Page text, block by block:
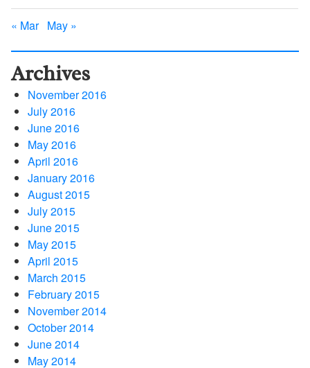
« Mar May »
Archives
November 2016
July 2016
June 2016
May 2016
April 2016
January 2016
August 2015
July 2015
June 2015
May 2015
April 2015
March 2015
February 2015
November 2014
October 2014
June 2014
May 2014